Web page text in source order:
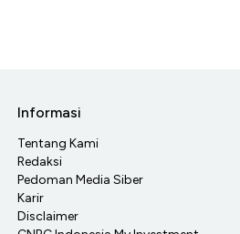
Informasi
Tentang Kami
Redaksi
Pedoman Media Siber
Karir
Disclaimer